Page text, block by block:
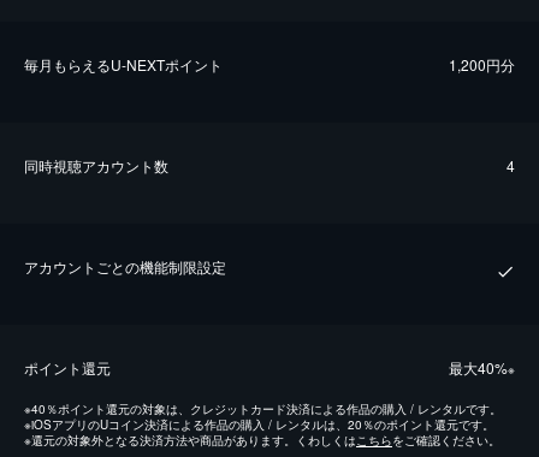
毎⽉もらえるU-NEXTポイント 1,200円分
同時視聴アカウント数 4
アカウントごとの機能制限設定
ポイント還元 最⼤40%※
※40％ポイント還元の対象は、クレジットカード決済による作品の購入 / レンタルです。
※iOSアプリのUコイン決済による作品の購入 / レンタルは、20％のポイント還元です。
※還元の対象外となる決済方法や商品があります。くわしくはこちらをご確認ください。